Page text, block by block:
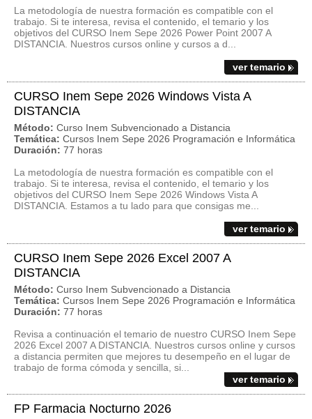
La metodología de nuestra formación es compatible con el
trabajo. Si te interesa, revisa el contenido, el temario y los
objetivos del CURSO Inem Sepe 2026 Power Point 2007 A
DISTANCIA. Nuestros cursos online y cursos a d...
ver temario
CURSO Inem Sepe 2026 Windows Vista A
DISTANCIA
Método: Curso Inem Subvencionado a Distancia
Temática: Cursos Inem Sepe 2026 Programación e Informática
Duración: 77 horas
La metodología de nuestra formación es compatible con el
trabajo. Si te interesa, revisa el contenido, el temario y los
objetivos del CURSO Inem Sepe 2026 Windows Vista A
DISTANCIA. Estamos a tu lado para que consigas me...
ver temario
CURSO Inem Sepe 2026 Excel 2007 A
DISTANCIA
Método: Curso Inem Subvencionado a Distancia
Temática: Cursos Inem Sepe 2026 Programación e Informática
Duración: 77 horas
Revisa a continuación el temario de nuestro CURSO Inem Sepe
2026 Excel 2007 A DISTANCIA. Nuestros cursos online y cursos
a distancia permiten que mejores tu desempeño en el lugar de
trabajo de forma cómoda y sencilla, si...
ver temario
FP Farmacia Nocturno 2026